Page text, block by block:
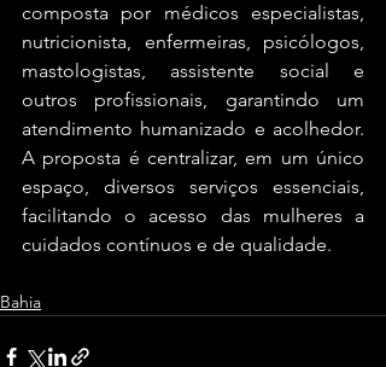
composta por médicos especialistas,
nutricionista, enfermeiras, psicólogos,
mastologistas, assistente social e
outros profissionais, garantindo um
atendimento humanizado e acolhedor.
A proposta é centralizar, em um único
espaço, diversos serviços essenciais,
facilitando o acesso das mulheres a
cuidados contínuos e de qualidade.
Bahia